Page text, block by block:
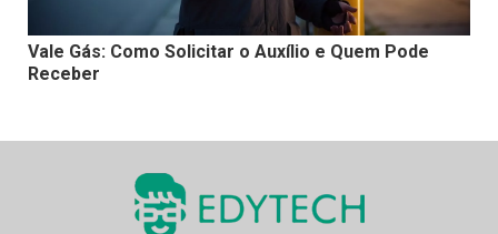
Vale Gás: Como Solicitar o Auxílio e Quem Pode
Receber